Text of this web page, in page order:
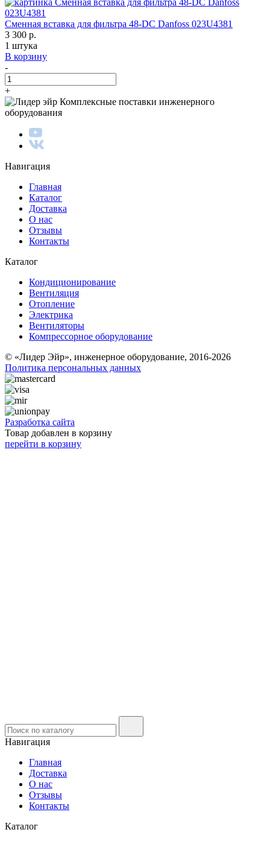
Сменная вставка для фильтра 48-DC Danfoss 023U4381
3 300 р.
1 штука
В корзину
-
+
Комплексные поставки инженерного
оборудования
Навигация
Главная
Каталог
Доставка
О нас
Отзывы
Контакты
Каталог
Кондиционирование
Вентиляция
Отопление
Электрика
Вентиляторы
Компрессорное оборудование
© «Лидер Эйр», инженерное оборудование, 2016-2026
Политика персональных данных
Разработка сайта
Товар добавлен в корзину
перейти в корзину
Навигация
Главная
Доставка
О нас
Отзывы
Контакты
Каталог